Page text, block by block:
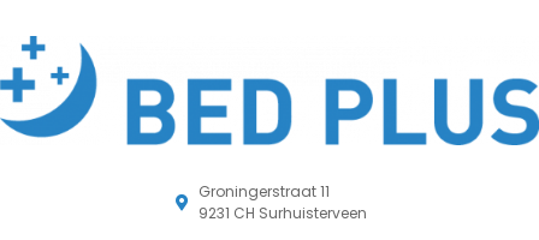
Groningerstraat 11
9231 CH Surhuisterveen